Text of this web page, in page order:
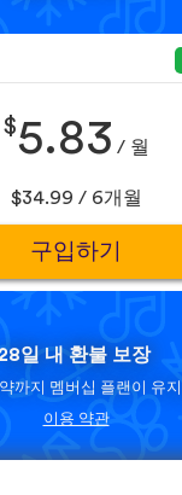
$5.83 / 월
$34.99 / 6개월
구입하기
28일 내 환불 보장
까지 멤버십 플랜이 유
이용 약관